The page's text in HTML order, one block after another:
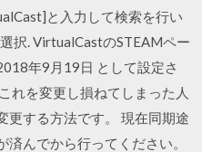
と入力して検索を行い
択. VirtualCastのSTEAMペー
年9月19日 として設定さ
れを変更し損ねてしまった人
更する方法です。 現在同期途
んでから行ってください。